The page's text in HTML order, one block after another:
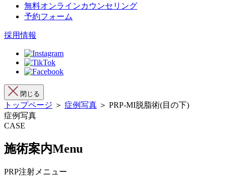
無料オンラインカウンセリング
予約フォーム
採用情報
閉じる
トップページ ＞ 症例写真 ＞ PRP-MI脱脂術(目の下)
症例写真
CASE
施術案内Menu
PRP注射メニュー